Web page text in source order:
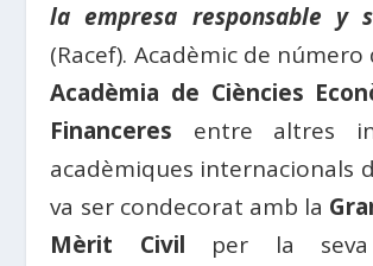
la empresa responsable y
(Racef). Acadèmic de número
Acadèmia de Ciències
Financeres entre altres
acadèmiques internacionals
va ser condecorat amb la
Mèrit Civil per la seva